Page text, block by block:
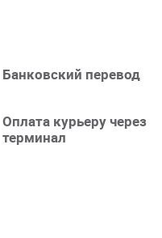
Банковский перевод
Оплата курьеру через
терминал